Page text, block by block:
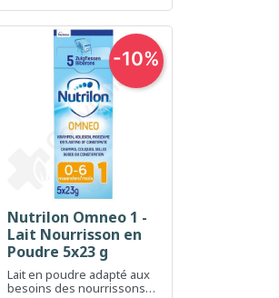
Aperçu rapide
Nutrilon Omneo 1 -
Lait Nourrisson en
Poudre 5x23 g
Lait en poudre adapté aux
besoins des nourrissons
-10%